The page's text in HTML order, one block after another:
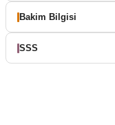
Bakim Bilgisi
SSS